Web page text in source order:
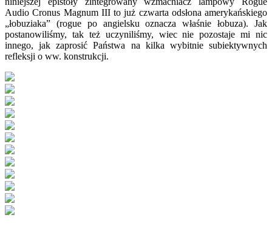
Audio Cronus Magnum III to już czwarta odsłona amerykańskiego
„łobuziaka” (rogue po angielsku oznacza właśnie łobuza). Jak
postanowiliśmy, tak też uczyniliśmy, wiec nie pozostaje mi nic
innego, jak zaprosić Państwa na kilka wybitnie subiektywnych
refleksji o ww. konstrukcji.